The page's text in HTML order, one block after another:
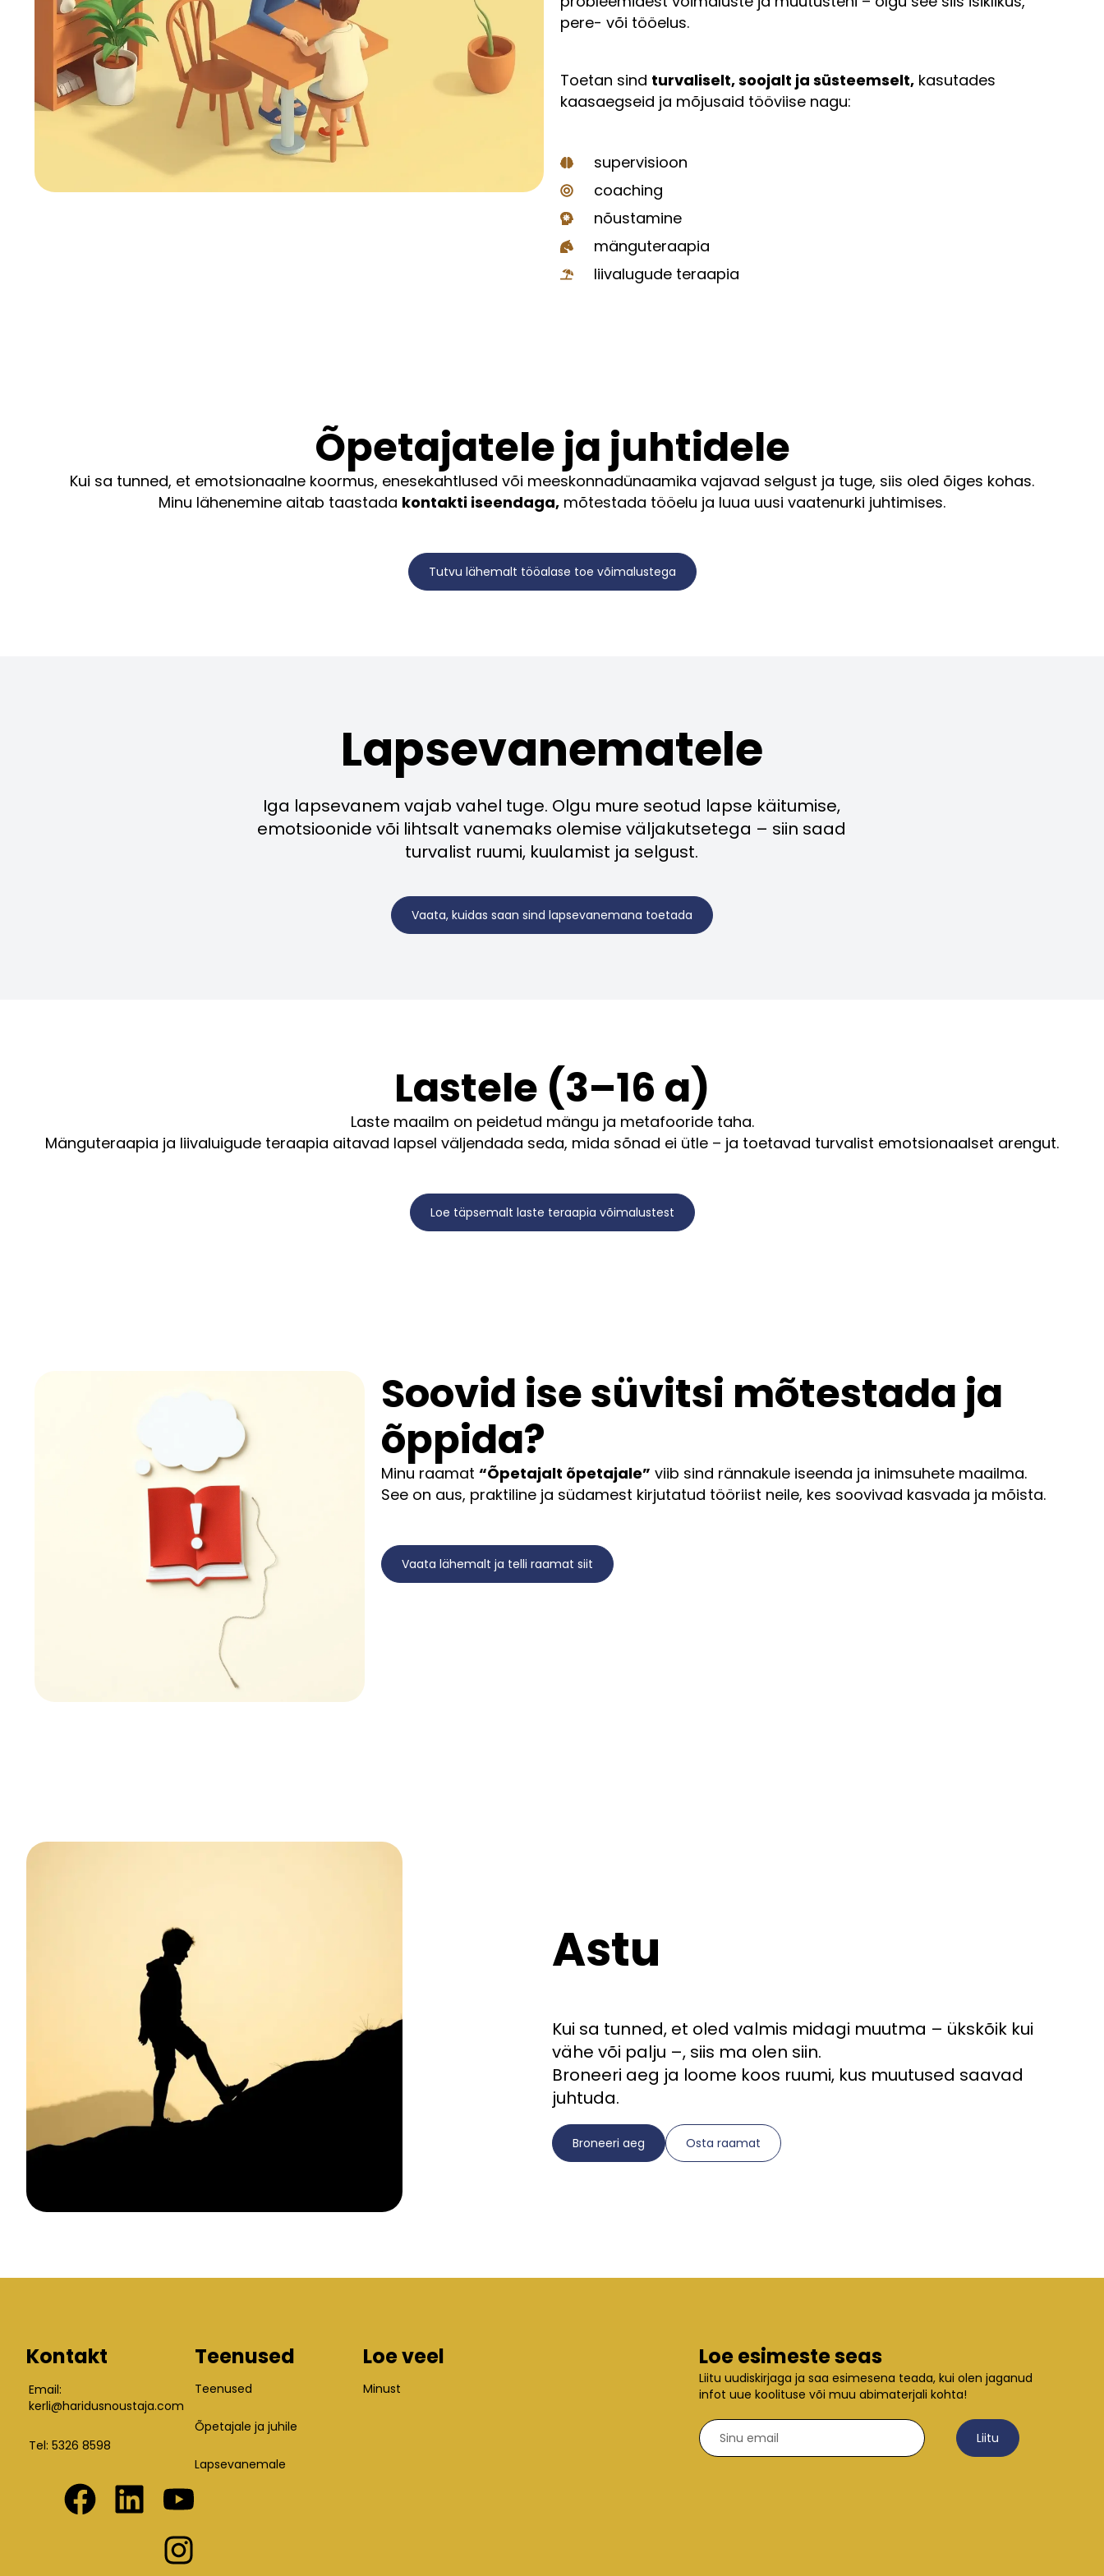
pere- või tööelus.
Toetan sind turvaliselt, soojalt ja süsteemselt, kasutades
kaasaegseid ja mõjusaid tööviise nagu:
supervisioon
coaching
nõustamine
mänguteraapia
liivalugude teraapia
Õpetajatele ja juhtidele
Kui sa tunned, et emotsionaalne koormus, enesekahtlused või meeskonnadünaamika vajavad selgust ja tuge, siis oled õiges kohas.
Minu lähenemine aitab taastada kontakti iseendaga, mõtestada tööelu ja luua uusi vaatenurki juhtimises.
Tutvu lähemalt tööalase toe võimalustega
Lapsevanematele
Iga lapsevanem vajab vahel tuge. Olgu mure seotud lapse käitumise,
emotsioonide või lihtsalt vanemaks olemise väljakutsetega – siin saad
turvalist ruumi, kuulamist ja selgust.
Vaata, kuidas saan sind lapsevanemana toetada
Lastele (3–16 a)
Laste maailm on peidetud mängu ja metafooride taha.
Mänguteraapia ja liivaluigude teraapia aitavad lapsel väljendada seda, mida sõnad ei ütle – ja toetavad turvalist emotsionaalset arengut.
Loe täpsemalt laste teraapia võimalustest
Soovid ise süvitsi mõtestada ja
õppida?
Minu raamat“Õpetajalt õpetajale” viib sind rännakule iseenda ja inimsuhete maailma.
See on aus, praktiline ja südamest kirjutatud tööriist neile, kes soovivad kasvada ja mõista.
Vaata lähemalt ja telli raamat siit
Astu
Kui sa tunned, et oled valmis midagi muutma – ükskõik kui
vähe või palju –, siis ma olen siin.
Broneeri aeg ja loome koos ruumi, kus muutused saavad
juhtuda.
Broneeri aeg Osta raamat
Kontakt
Email:
kerli@haridusnoustaja.com
Tel: 5326 8598
Teenused
Teenused
Õpetajale ja juhile
Lapsevanemale
Loe veel
Minust
Loe esimeste seas
Liitu uudiskirjaga ja saa esimesena teada, kui olen jaganud
infot uue koolituse või muu abimaterjali kohta!
Liitu